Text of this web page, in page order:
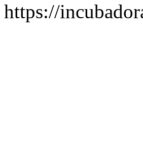
https://